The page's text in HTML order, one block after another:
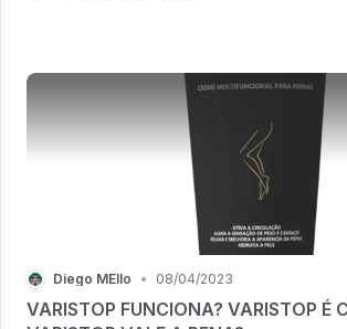
Diego MEllo • 08/04/2023
VARISTOP FUNCIONA? VARISTOP É